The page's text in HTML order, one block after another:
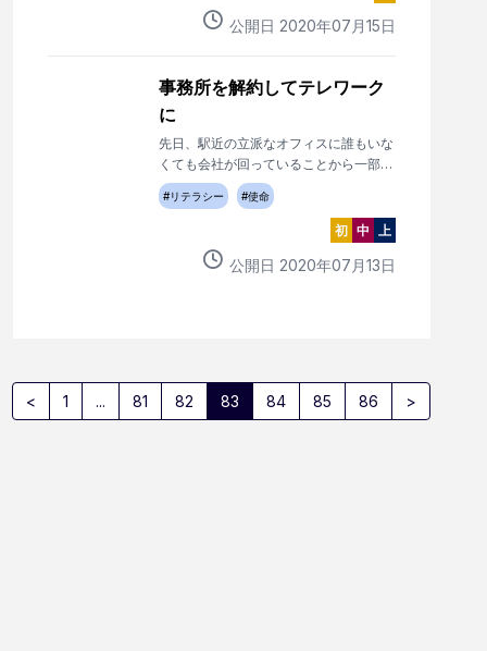
公開日 2020年07 月15日
事務所を解約してテレワーク
に
先日、駅近の立派なオフィスに誰もいな
くても会社が回っていることから一部の
社員やオフィスが不要と気付きだしてい
ると書きましたが、実際に事務所を解約
#リテラシー #使命
初 中 上
公開日 2020年07 月13日
< 1 ... 81 82 83 84 85 86 >